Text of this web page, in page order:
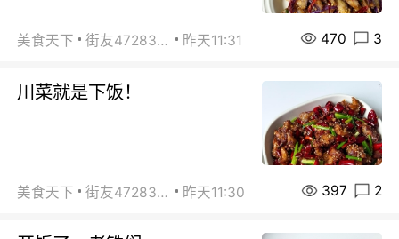
美食天下 街友472838572 昨天11:31 470 3
川菜就是下饭！
美食天下 街友472838572 昨天11:30 397 2